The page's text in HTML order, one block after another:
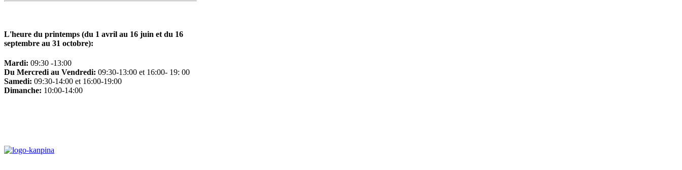
L'heure du printemps (du 1 avril au 16 juin et du 16
septembre au 31 octobre):
Mardi: 09:30 -13:00
Du Mercredi au Vendredi: 09:30-13:00 et 16:00- 19: 00
Samedi: 09:30-14:00 et 16:00-19:00
Dimanche: 10:00-14:00